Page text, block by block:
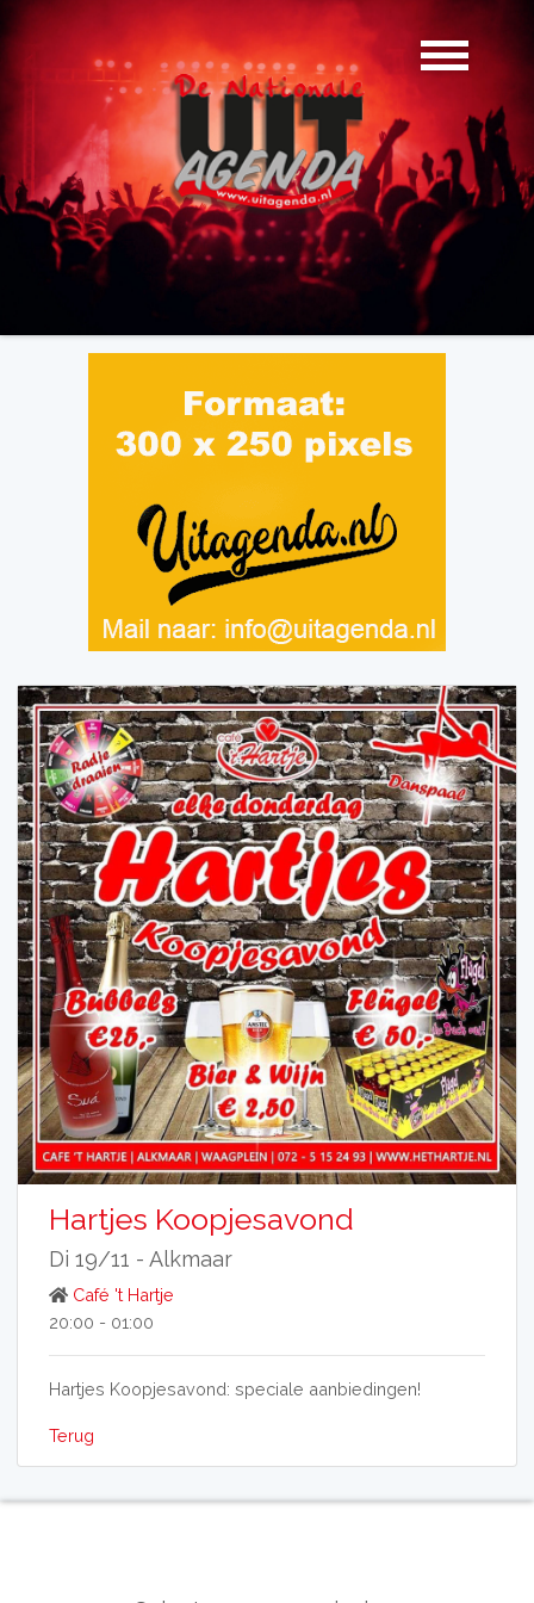
Hartjes Koopjesavond
Di 19/11 - Alkmaar
Café 't Hartje
20:00 - 01:00
Hartjes Koopjesavond: speciale aanbiedingen!
Terug